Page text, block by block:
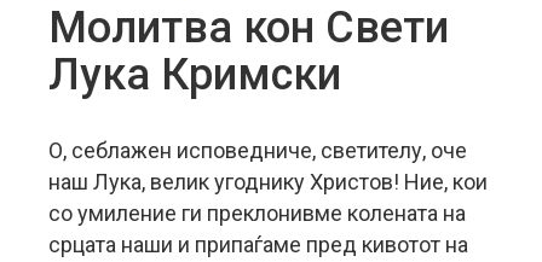
Молитва кон Свети
Лука Кримски
О, себлажен исповедниче, светителу, оче
наш Лука, велик угоднику Христов! Ние, кои
со умиление ги преклонивме колената на
срцата наши и припаѓаме пред кивотот на